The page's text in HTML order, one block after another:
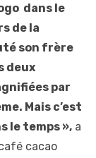
dans le
de la
son frère
deux
par
Mais c’est
le temps », a
cacao